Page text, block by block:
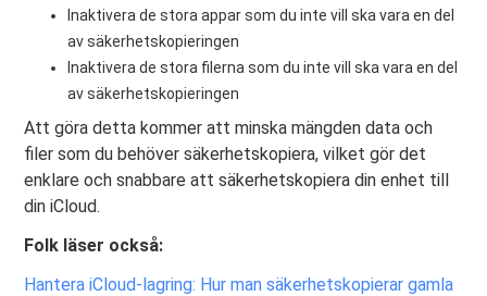
Inaktivera de stora appar som du inte vill ska vara en del
av säkerhetskopieringen
Inaktivera de stora filerna som du inte vill ska vara en del
av säkerhetskopieringen
Att göra detta kommer att minska mängden data och
filer som du behöver säkerhetskopiera, vilket gör det
enklare och snabbare att säkerhetskopiera din enhet till
din iCloud.
Folk läser också:
Hantera iCloud-lagring: Hur man säkerhetskopierar gamla